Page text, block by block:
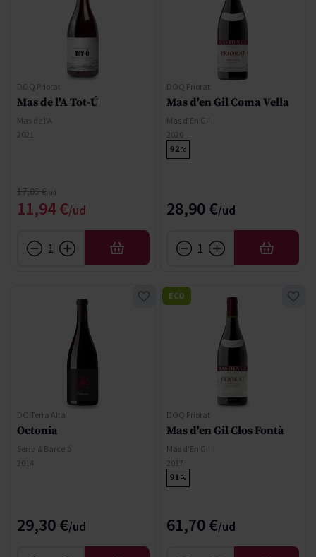
DOQ Priorat
Mas de l'A Tot-Ú
Mas de l'A
2021
Special Price
11,94 €
Regular Price
17,05 €
AFEGIR
DOQ Priorat
Mas d'en Gil Coma Vella
Mas d'En Gil
2020
92Pe
28,90 €
AFEGIR
DO Terra Alta
Octonia
Serra & Barceló
2014
29,30 €
DOQ Priorat
Mas d'en Gil Clos Fontà
Mas d'En Gil
2017
91Pe
61,70 €
ECO